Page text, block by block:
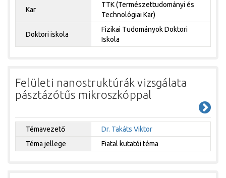
Kar
TTK (Természettudományi és
Technológiai Kar)
Doktori iskola
Fizikai Tudományok Doktori
Iskola
Felületi nanostruktúrák vizsgálata
pásztázótűs mikroszkóppal
Témavezető
Dr. Takáts Viktor
Téma jellege
Fiatal kutatói téma